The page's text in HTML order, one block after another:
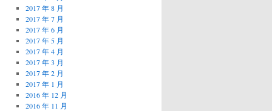
2017 年 8 月
2017 年 7 月
2017 年 6 月
2017 年 5 月
2017 年 4 月
2017 年 3 月
2017 年 2 月
2017 年 1 月
2016 年 12 月
2016 年 11 月